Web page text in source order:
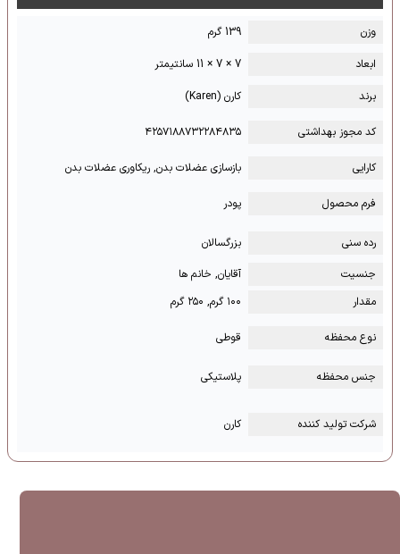
وزن
139 گرم
ابعاد
7 × 7 × 11 سانتیمتر
برند
کارن (Karen)
کد مجوز بهداشتی ۴۲۵۷۱۸۸۷۳۲۲۸۴۸۳۵
کارایی بازسازی عضلات بدن, ریکاوری عضلات بدن
فرم محصول پودر
رده سنی
بزرگسالان
جنسیت
آقایان, خانم ها
مقدار
۱۰۰ گرم, ۲۵۰ گرم
نوع محفظه قوطی
جنس محفظه پلاستیکی
شرکت تولید کننده کارن